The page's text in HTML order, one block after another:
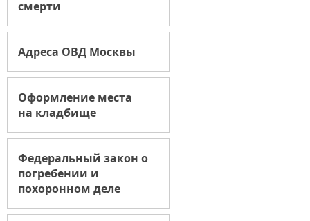
смерти
Адреса ОВД Москвы
Оформление места
на кладбище
Федеральный закон о
погребении и
похоронном деле